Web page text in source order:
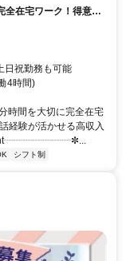
全在宅ワーク！得意な
遇！
日祝勤務も可能
4時間)
時間を大切に完全在宅
経験が活かせる高収入
シフト制